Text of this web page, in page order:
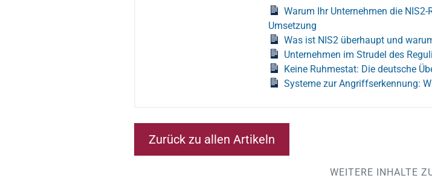
Warum Ihr Unternehmen die
Umsetzung
Was ist NIS2 überhaupt und
Unternehmen im Strudel des
Keine Ruhmestat: Die deutsche
Systeme zur Angriffserkennung:
Zurück zu allen Artikeln
WEITERE INHALTE